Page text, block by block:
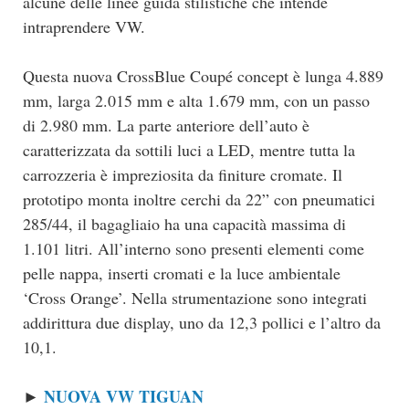
intraprendere VW.
Questa nuova CrossBlue Coupé concept è lunga 4.889
mm, larga 2.015 mm e alta 1.679 mm, con un passo
di 2.980 mm. La parte anteriore dell’auto è
caratterizzata da sottili luci a LED, mentre tutta la
carrozzeria è impreziosita da finiture cromate. Il
prototipo monta inoltre cerchi da 22” con pneumatici
285/44, il bagagliaio ha una capacità massima di
1.101 litri. All’interno sono presenti elementi come
pelle nappa, inserti cromati e la luce ambientale
‘Cross Orange’. Nella strumentazione sono integrati
addirittura due display, uno da 12,3 pollici e l’altro da
10,1.
► NUOVA VW TIGUAN